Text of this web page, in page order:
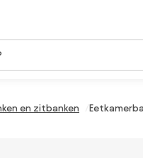
springen
en zitbanken